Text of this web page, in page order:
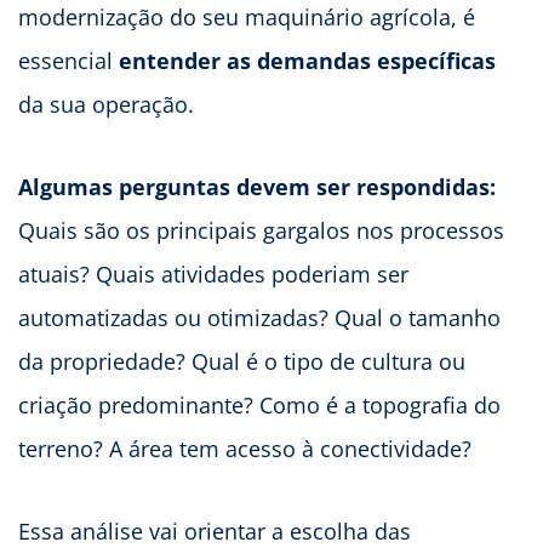
modernização do seu maquinário agrícola, é
essencial entender as demandas específicas
da sua operação.
Algumas perguntas devem ser respondidas:
Quais são os principais gargalos nos processos
atuais? Quais atividades poderiam ser
automatizadas ou otimizadas? Qual o tamanho
da propriedade? Qual é o tipo de cultura ou
criação predominante? Como é a topografia do
terreno? A área tem acesso à conectividade?
Essa análise vai orientar a escolha das